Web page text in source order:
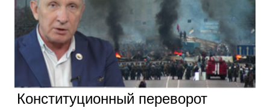
Конституционный переворот